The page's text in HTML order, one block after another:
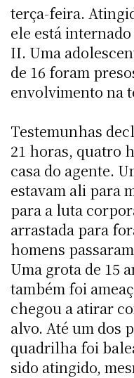
terça-feira.
ele está
II. Uma
de 16 foram
envolvimento na
Testemunhas
21 horas, quatro
casa do agente.
estavam ali para
para a luta
arrastada para
homens
Uma grota de 15
também foi
chegou a atirar
alvo. Até um dos
quadrilha foi
sido atingido,